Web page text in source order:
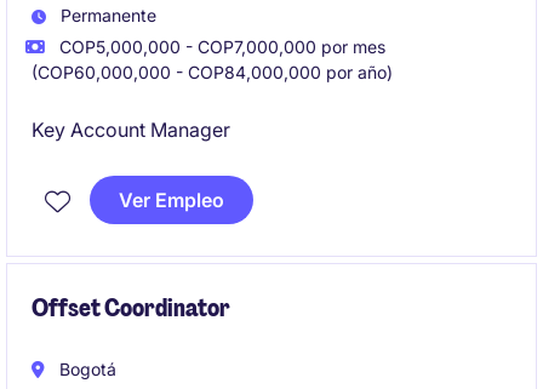
Permanente
COP5,000,000 - COP7,000,000 por mes
(COP60,000,000 - COP84,000,000 por año)
Key Account Manager
Ver Empleo
Offset Coordinator
Bogotá